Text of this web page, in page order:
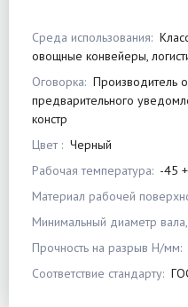
Среда использования:
овощные конвейеры,
Оговорка: Производитель
предварительного
констр
Цвет : Черный
Рабочая температура: -45
Материал рабочей
Минимальный диаметр
Прочность на разрыв Н/мм:
Соответствие стандарту: